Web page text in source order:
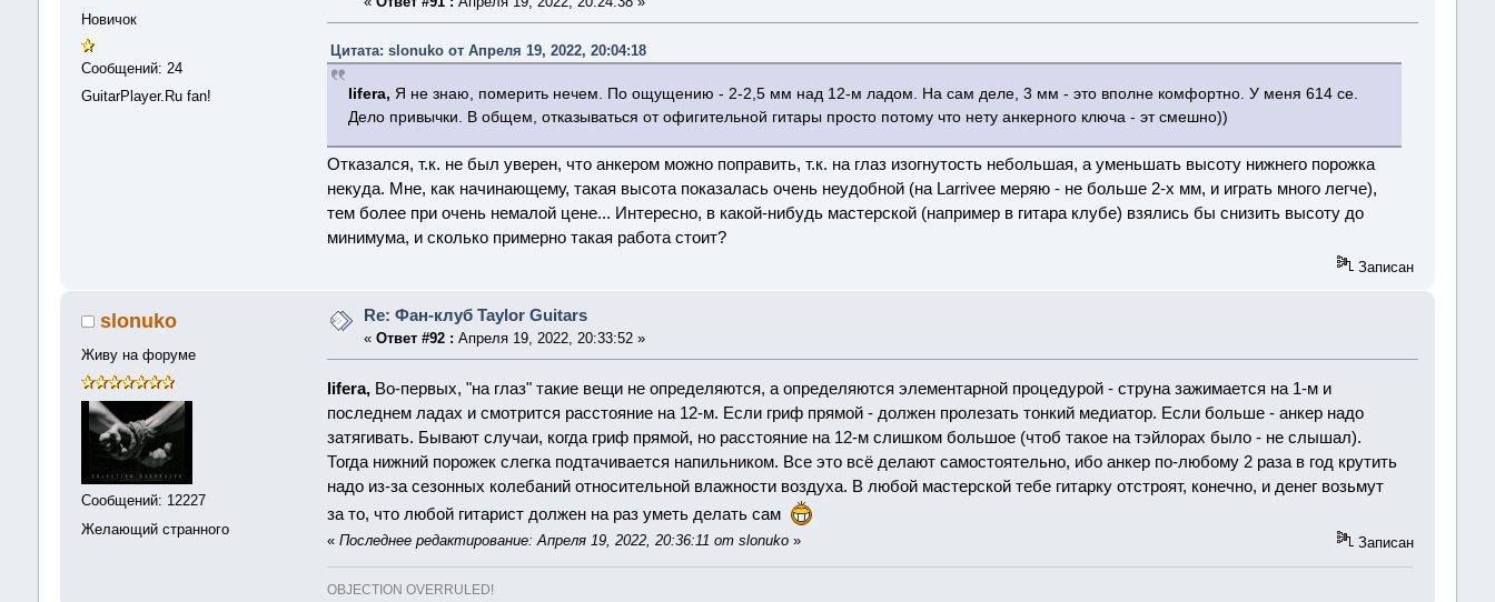
Новичок
Сообщений: 24
GuitarPlayer.Ru fan!
Цитата: slonuko от Апреля 19, 2022, 20:04:18
lifera, Я не знаю, померить нечем. По ощущению - 2-2,5 мм над 12-м ладом. На сам деле, 3 мм - это вполне комфортно. У меня 614 ce.
Дело привычки. В общем, отказываться от офигительной гитары просто потому что нету анкерного ключа - эт смешно))
Отказался, т.к. не был уверен, что анкером можно поправить, т.к. на глаз изогнутость небольшая, а уменьшать высоту нижнего порожка
некуда. Мне, как начинающему, такая высота показалась очень неудобной (на Larrivee меряю - не больше 2-х мм, и играть много легче),
тем более при очень немалой цене... Интересно, в какой-нибудь мастерской (например в гитара клубе) взялись бы снизить высоту до
минимума, и сколько примерно такая работа стоит?
Записан
slonuko
Живу на форуме
Сообщений: 12227
Желающий странного
Re: Фан-клуб Taylor Guitars
«Ответ #92 : Апреля 19, 2022, 20:33:52 »
lifera,Во-первых, "на глаз" такие вещи не определяются, а определяются элементарной процедурой - струна зажимается на 1-м и
последнем ладах и смотрится расстояние на 12-м. Если гриф прямой - должен пролезать тонкий медиатор. Если больше - анкер надо
затягивать. Бывают случаи, когда гриф прямой, но расстояние на 12-м слишком большое (чтоб такое на тэйлорах было - не слышал).
Тогда нижний порожек слегка подтачивается напильником. Все это всё делают самостоятельно, ибо анкер по-любому 2 раза в год крутить
надо из-за сезонных колебаний относительной влажности воздуха. В любой мастерской тебе гитарку отстроят, конечно, и денег возьмут
за то, что любой гитарист должен на раз уметь делать сам
« Последнее редактирование: Апреля 19, 2022, 20:36:11 от slonuko» Записан
OBJECTION OVERRULED!